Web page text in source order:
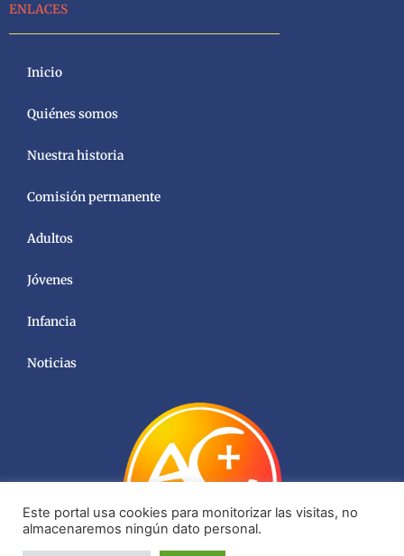
ENLACES
Inicio
Quiénes somos
Nuestra historia
Comisión permanente
Adultos
Jóvenes
Infancia
Noticias
Este portal usa cookies para monitorizar las visitas, no
almacenaremos ningún dato personal.